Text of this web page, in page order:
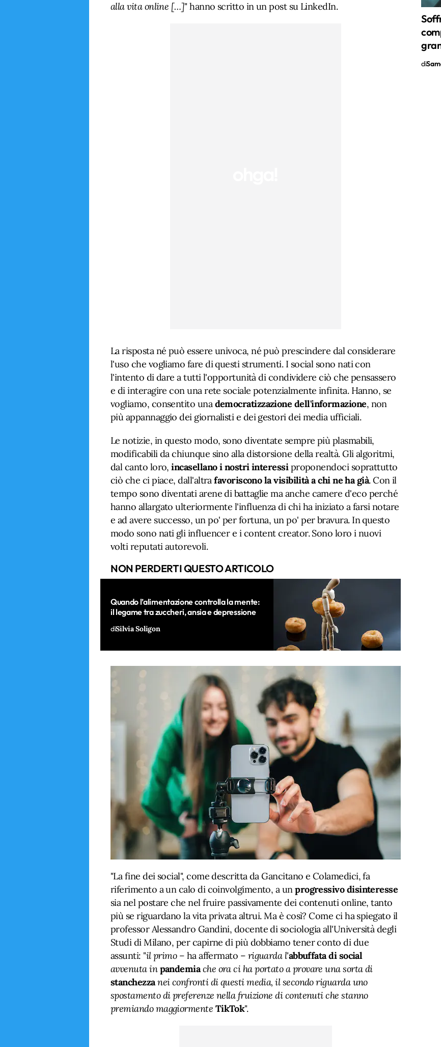
alla vita online […]" hanno scritto in un post su LinkedIn.
La risposta né può essere univoca, né può prescindere dal considerare
l'uso che vogliamo fare di questi strumenti. I social sono nati con
l'intento di dare a tutti l'opportunità di condividere ciò che pensassero
e di interagire con una rete sociale potenzialmente infinita. Hanno, se
vogliamo, consentito unademocratizzazione dell'informazione, non
più appannaggio dei giornalisti e dei gestori dei media ufficiali.
Le notizie, in questo modo, sono diventate sempre più plasmabili,
modificabili da chiunque sino alla distorsione della realtà. Gli algoritmi,
dal canto loro,incasellano i nostri interessiproponendoci soprattutto
ciò che ci piace, dall'altrafavoriscono la visibilità a chi ne ha già. Con il
tempo sono diventati arene di battaglie ma anche camere d'eco perché
hanno allargato ulteriormente l'influenza di chi ha iniziato a farsi notare
e ad avere successo, un po' per fortuna, un po' per bravura. In questo
modo sono nati gli influencer e i content creator. Sono loro i nuovi
volti reputati autorevoli.
NON PERDERTI QUESTO ARTICOLO
Quando l’alimentazione controlla la mente:
il legame tra zuccheri, ansia e depressione
diSilvia Soligon
"La fine dei social", come descritta da Gancitano e Colamedici, fa
riferimento a un calo di coinvolgimento, a unprogressivo disinteresse
sia nel postare che nel fruire passivamente dei contenuti online, tanto
più se riguardano la vita privata altrui. Ma è così? Come ci ha spiegato il
professor Alessandro Gandini, docente di sociologia all'Università degli
Studi di Milano, per capirne di più dobbiamo tener conto di due
assunti: "il primo – ha affermato – riguarda l'abbuffata di social
avvenuta inpandemiache ora ci ha portato a provare una sorta di
stanchezzanei confronti di questi media, il secondo riguarda uno
spostamento di preferenze nella fruizione di contenuti che stanno
premiando maggiormente TikTok".
di